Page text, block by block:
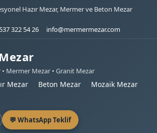
Hazır Mezar, Mermer ve Beton Mezar
322 54 26 info@mermermezar.com
• Mermer Mezar • Granit Mezar
Mezar Beton Mezar
Mozaik Mezar
💬 WhatsApp Teklif